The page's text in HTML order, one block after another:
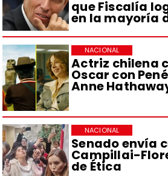
que Fiscalía
en la mayoría
Actriz chilena
Oscar con
Anne
NACIONAL
Senado envía
Campillai-
de Ética
NACIONAL